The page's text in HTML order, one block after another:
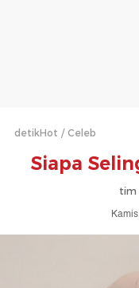
detikHot Celeb
Siapa
tim